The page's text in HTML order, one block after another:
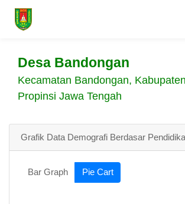
Desa Bandongan
Kecamatan Bandongan,
Propinsi Jawa Tengah
Grafik Data Demografi Berdasar
Bar Graph Pie Cart